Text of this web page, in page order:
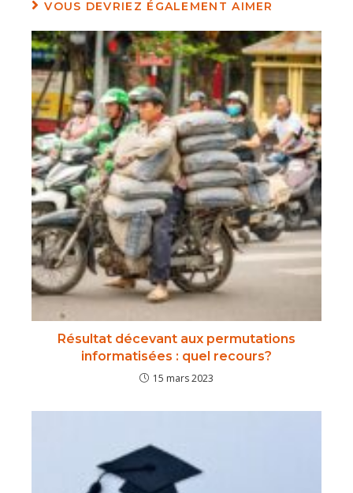
VOUS DEVRIEZ ÉGALEMENT AIMER
Résultat décevant aux permutations
informatisées : quel recours?
15 mars 2023